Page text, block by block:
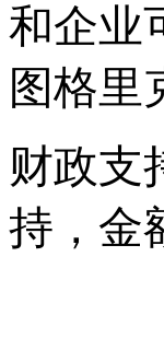
和企业
图格里
财政支
持，金